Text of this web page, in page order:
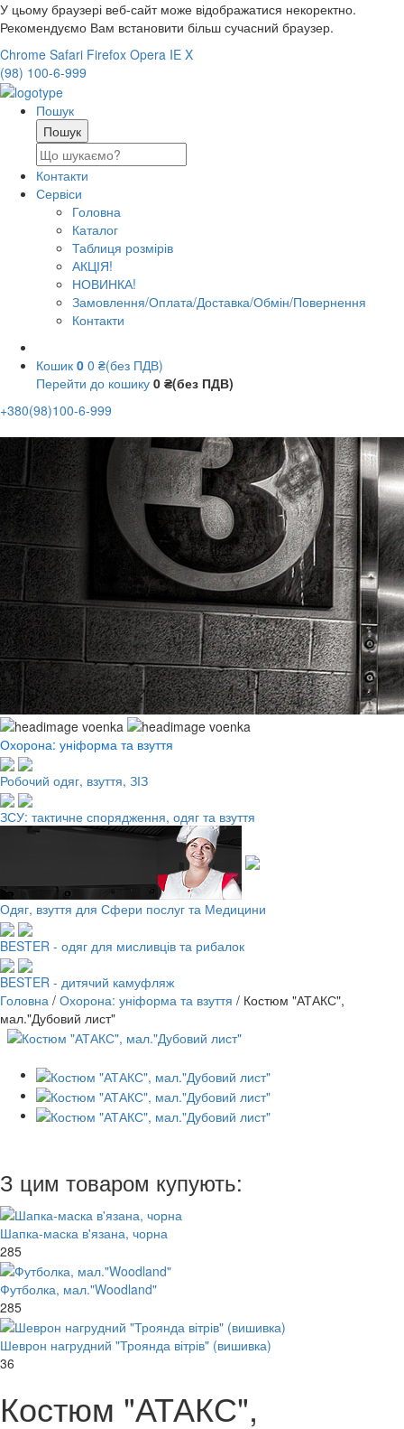
У цьому браузері веб-сайт може відображатися некоректно.
Рекомендуємо Вам встановити більш сучасний браузер.
Chrome Safari Firefox Opera IE X
(98) 100-6-999
Пошук
Контакти
Сервіси
Головна
Каталог
Таблиця розмірів
АКЦІЯ!
НОВИНКА!
Замовлення/Оплата/Доставка/Обмін/Повернення
Контакти
Кошик 0 0 ₴(без ПДВ)
Перейти до кошику 0 ₴(без ПДВ)
+380(98)100-6-999
Охорона: уніформа та взуття
Робочий одяг, взуття, ЗІЗ
ЗСУ: тактичне спорядження, одяг та взуття
Одяг, взуття для Сфери послуг та Медицини
BESTER - одяг для мисливців та рибалок
BESTER - дитячий камуфляж
Головна / Охорона: уніформа та взуття / Костюм "АТАКС",
мал."Дубовий лист"
З цим товаром купують:
Шапка-маска в'язана, чорна
285
Футболка, мал."Woodland"
285
Шеврон нагрудний "Троянда вітрів" (вишивка)
36
Костюм "АТАКС",